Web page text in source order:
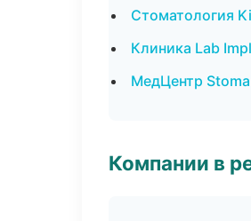
Стоматология
Клиника Lab
МедЦентр
Компании в